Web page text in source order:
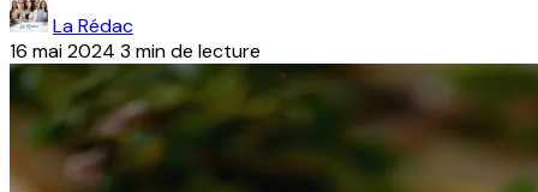
La Rédac
16 mai 2024 3 min de lecture